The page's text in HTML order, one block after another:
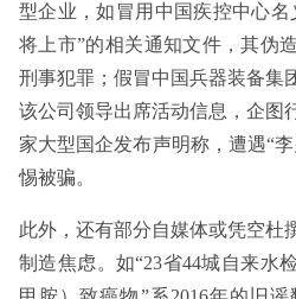
型企业，如冒用中国疾控中心名
将上市”的相关通知文件，其伪
刑事犯罪；假冒中国兵器装备集
该公司领导出席活动信息，企图
家大型国企发布声明称，遭遇“
惕被骗。
此外，还有部分自媒体或凭空杜
制造焦虑。如“23省44城自来水